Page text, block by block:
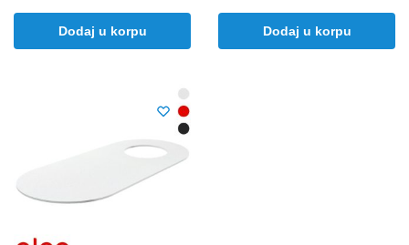
Dodaj u korpu Dodaj u korpu